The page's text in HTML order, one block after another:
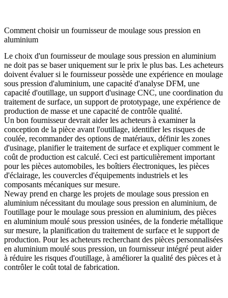
Comment choisir un fournisseur de moulage sous pression en
aluminium
Le choix d'un fournisseur de moulage sous pression en aluminium
ne doit pas se baser uniquement sur le prix le plus bas. Les acheteurs
doivent évaluer si le fournisseur possède une expérience en moulage
sous pression d'aluminium, une capacité d'analyse DFM, une
capacité d'outillage, un support d'usinage CNC, une coordination du
traitement de surface, un support de prototypage, une expérience de
production de masse et une capacité de contrôle qualité.
Un bon fournisseur devrait aider les acheteurs à examiner la
conception de la pièce avant l'outillage, identifier les risques de
coulée, recommander des options de matériaux, définir les zones
d'usinage, planifier le traitement de surface et expliquer comment le
coût de production est calculé. Ceci est particulièrement important
pour les pièces automobiles, les boîtiers électroniques, les pièces
d'éclairage, les couvercles d'équipements industriels et les
composants mécaniques sur mesure.
Neway prend en charge les projets de moulage sous pression en
aluminium nécessitant du moulage sous pression en aluminium, de
l'outillage pour le moulage sous pression en aluminium, des pièces
en aluminium moulé sous pression usinées, de la fonderie métallique
sur mesure, la planification du traitement de surface et le support de
production. Pour les acheteurs recherchantdes pièces personnalisées
en aluminium moulé sous pression, un fournisseur intégré peut aider
à réduire les risques d'outillage, à améliorer la qualité des pièces et à
contrôler le coût total de fabrication.